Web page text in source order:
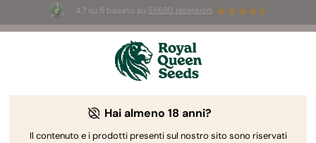
4.7 su 5 basato su 58690 recensioni
Summer Sales:Fino al 50% di sconto
su prodotti selezionati! ⏤
The RQS Blog
Hai almeno 18 anni?
Il contenuto e i prodotti presenti sul nostro sito sono riservati